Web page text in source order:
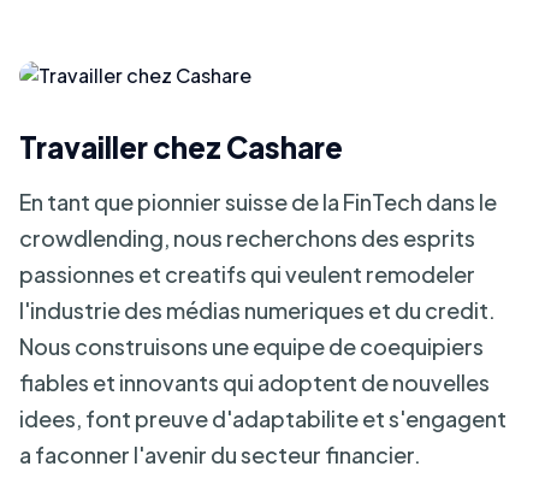
Travailler chez Cashare
En tant que pionnier suisse de la FinTech dans le
crowdlending, nous recherchons des esprits
passionnes et creatifs qui veulent remodeler
l'industrie des médias numeriques et du credit.
Nous construisons une equipe de coequipiers
fiables et innovants qui adoptent de nouvelles
idees, font preuve d'adaptabilite et s'engagent
a faconner l'avenir du secteur financier.